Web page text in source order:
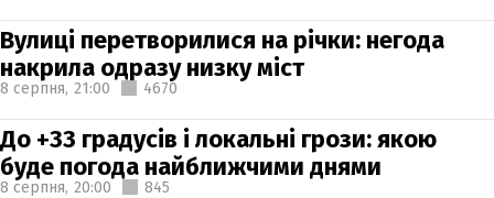
Вулиці перетворилися на річки: негода
накрила одразу низку міст
8 серпня, 21:00 4670
До +33 градусів і локальні грози: якою
буде погода найближчими днями
8 серпня, 20:00 845